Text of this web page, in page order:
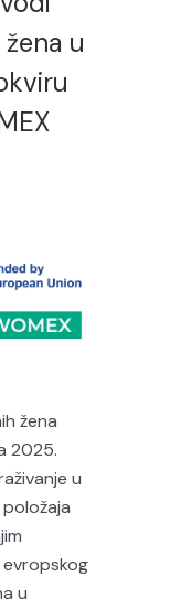
u
žena
2025.
u
u